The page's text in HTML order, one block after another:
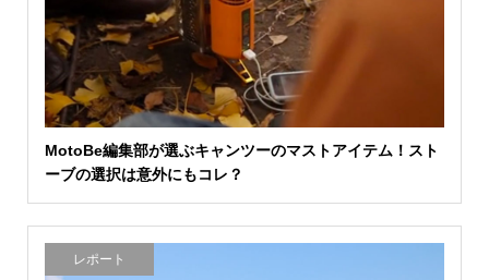
MotoBe編集部が選ぶキャンツーのマストアイテム！スト
ーブの選択は意外にもコレ？
レポート